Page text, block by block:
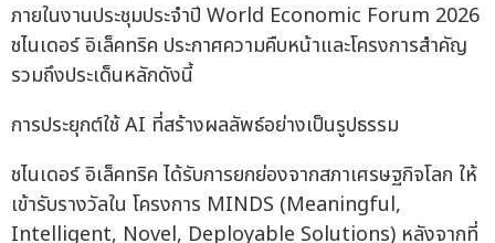
ภายในงานประชุมประจำปี World Economic Forum 2026
ชไนเดอร์ อิเล็คทริค ประกาศความคืบหน้าและโครงการสำคัญ
รวมถึงประเด็นหลักดังนี้
การประยุกต์ใช้ AI ที่สร้างผลลัพธ์อย่างเป็นรูปธรรม
ชไนเดอร์ อิเล็คทริค ได้รับการยกย่องจากสภาเศรษฐกิจโลก ให้
เข้ารับรางวัลใน โครงการ MINDS (Meaningful,
Intelligent, Novel, Deployable Solutions) หลังจากที่